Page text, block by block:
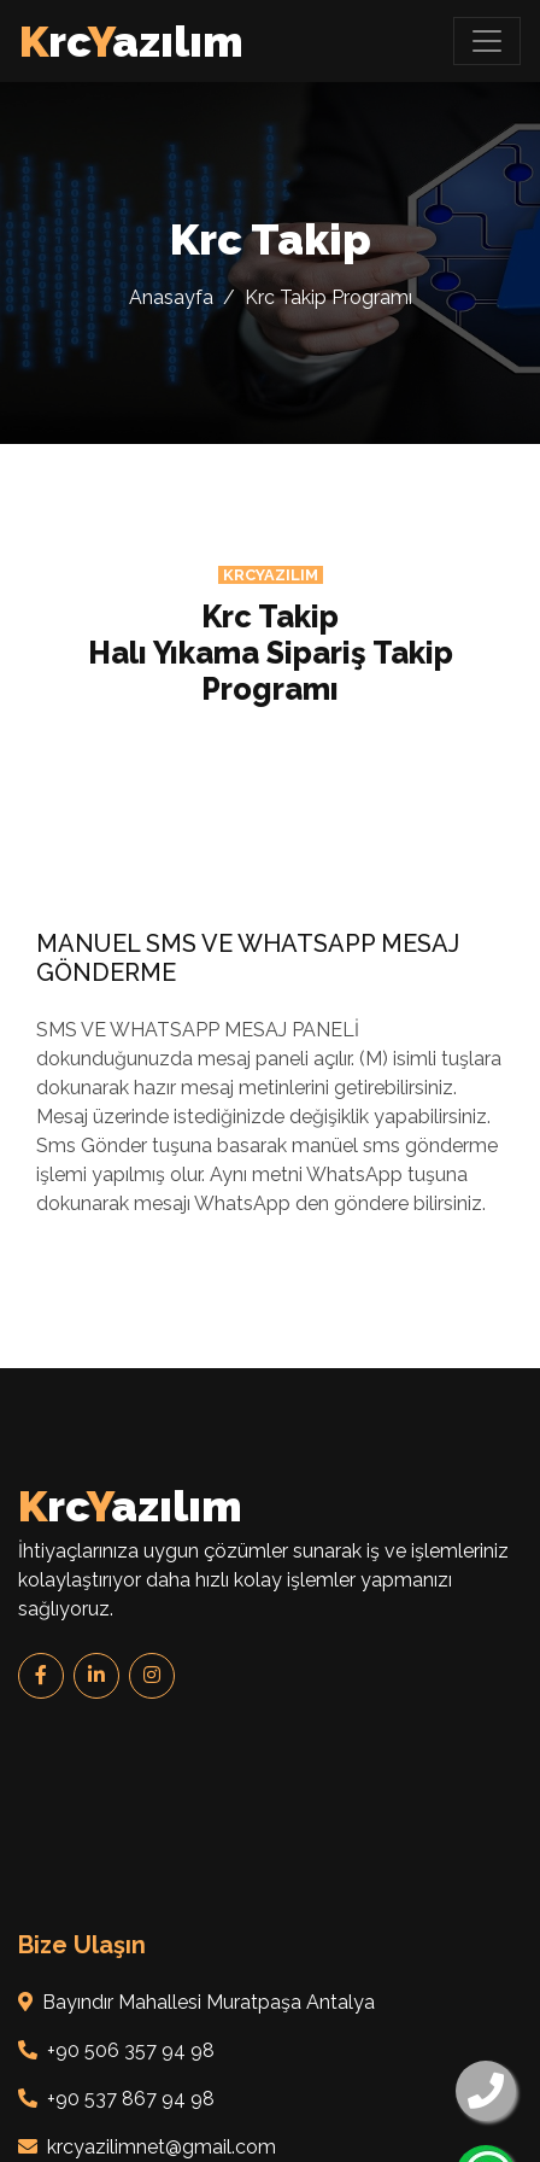
KrcYazılım
Krc Takip
Anasayfa / Krc Takip Programı
KRCYAZILIM
Krc Takip
Halı Yıkama Sipariş Takip
Programı
MANUEL SMS VE WHATSAPP MESAJ
GÖNDERME
SMS VE WHATSAPP MESAJ PANELİ
dokunduğunuzda mesaj paneli açılır. (M) isimli tuşlara
dokunarak hazır mesaj metinlerini getirebilirsiniz.
Mesaj üzerinde istediğinizde değişiklik yapabilirsiniz.
Sms Gönder tuşuna basarak manüel sms gönderme
işlemi yapılmış olur. Aynı metni WhatsApp tuşuna
dokunarak mesajı WhatsApp den göndere bilirsiniz.
KrcYazılım
İhtiyaçlarınıza uygun çözümler sunarak iş ve işlemleriniz
kolaylaştırıyor daha hızlı kolay işlemler yapmanızı
sağlıyoruz.
Bize Ulaşın
Bayındır Mahallesi Muratpaşa Antalya
+90 506 357 94 98
+90 537 867 94 98
krcyazilimnet@gmail.com